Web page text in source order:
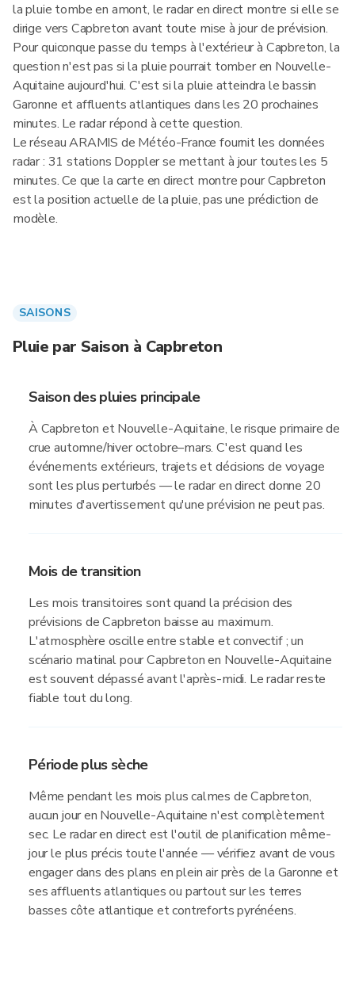
la pluie tombe en amont, le radar en direct montre si elle se
dirige vers Capbreton avant toute mise à jour de prévision.
Pour quiconque passe du temps à l'extérieur à Capbreton, la
question n'est pas si la pluie pourrait tomber en Nouvelle-
Aquitaine aujourd'hui. C'est si la pluie atteindra le bassin
Garonne et affluents atlantiques dans les 20 prochaines
minutes. Le radar répond à cette question.
Le réseau ARAMIS de Météo-France fournit les données
radar : 31 stations Doppler se mettant à jour toutes les 5
minutes. Ce que la carte en direct montre pour Capbreton
est la position actuelle de la pluie, pas une prédiction de
modèle.
SAISONS
Pluie par Saison à Capbreton
Saison des pluies principale
À Capbreton et Nouvelle-Aquitaine, le risque primaire de
crue automne/hiver octobre–mars. C'est quand les
événements extérieurs, trajets et décisions de voyage
sont les plus perturbés — le radar en direct donne 20
minutes d'avertissement qu'une prévision ne peut pas.
Mois de transition
Les mois transitoires sont quand la précision des
prévisions de Capbreton baisse au maximum.
L'atmosphère oscille entre stable et convectif ; un
scénario matinal pour Capbreton en Nouvelle-Aquitaine
est souvent dépassé avant l'après-midi. Le radar reste
fiable tout du long.
Période plus sèche
Même pendant les mois plus calmes de Capbreton,
aucun jour en Nouvelle-Aquitaine n'est complètement
sec. Le radar en direct est l'outil de planification même-
jour le plus précis toute l'année — vérifiez avant de vous
engager dans des plans en plein air près de la Garonne et
ses affluents atlantiques ou partout sur les terres
basses côte atlantique et contreforts pyrénéens.